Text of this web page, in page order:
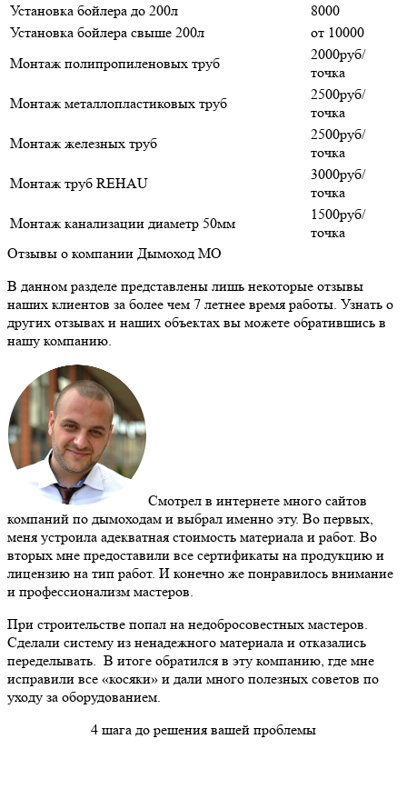
Установка бойлера до 200л
8000
Установка бойлера свыше 200л
от 10000
Монтаж полипропиленовых труб
2000руб/
точка
Монтаж металлопластиковых труб
2500руб/
точка
Монтаж железных труб
2500руб/
точка
Монтаж труб REHAU
3000руб/
точка
Монтаж канализации диаметр 50мм
1500руб/
точка
Отзывы о компании Дымоход МО
В данном разделе представлены лишь некоторые отзывы
наших клиентов за более чем 7 летнее время работы. Узнать о
других отзывах и наших объектах вы можете обратившись в
нашу компанию.
Смотрел в интернете много сайтов
компаний по дымоходам и выбрал именно эту. Во первых,
меня устроила адекватная стоимость материала и работ. Во
вторых мне предоставили все сертификаты на продукцию и
лицензию на тип работ. И конечно же понравилось внимание
и профессионализм мастеров.
При строительстве попал на недобросовестных мастеров.
Сделали систему из ненадежного материала и отказались
переделывать. В итоге обратился в эту компанию, где мне
исправили все «косяки» и дали много полезных советов по
уходу за оборудованием.
4 шага до решения вашей проблемы